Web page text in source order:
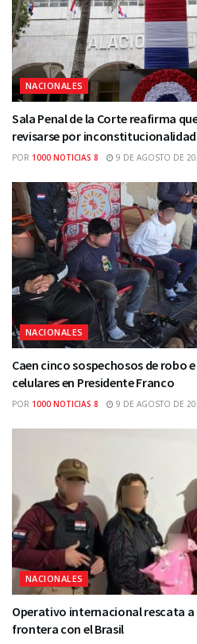
NACIONALES
Sala Penal de la Corte reafirma
revisarse por inconstitucionalidad
POR 1000 NOTICIAS 8 9 DE AGOSTO DE
NACIONALES
Caen cinco sospechosos de robo
celulares en Presidente Franco
POR 1000 NOTICIAS 8 9 DE AGOSTO DE
NACIONALES
Operativo internacional rescata a
frontera con el Brasil